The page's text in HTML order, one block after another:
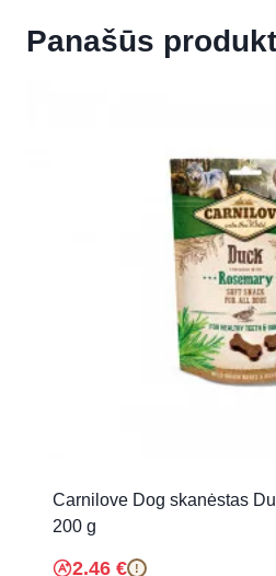
Panašūs
Carnilove Dog skanėstas
200 g
2.46 € !